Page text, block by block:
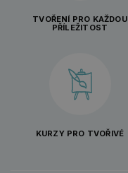
TVOŘENÍ PRO KAŽDOU
PŘÍLEŽITOST
KURZY PRO TVOŘIVÉ